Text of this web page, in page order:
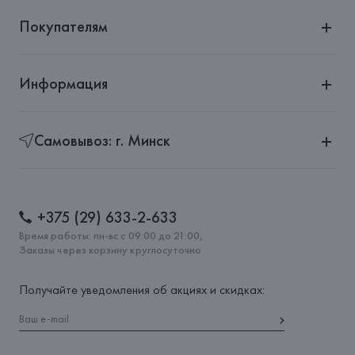
Покупателям
Информация
Самовывоз: г. Минск
+375 (29) 633-2-633
Время работы: пн-вс с 09:00 до 21:00,
Заказы через корзину круглосуточно
Получайте уведомления об акциях и скидках: